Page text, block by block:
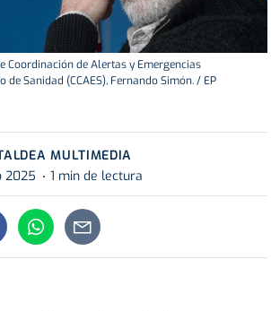
Coordinación de Alertas y Emergencias
Sanidad (CCAES), Fernando Simón. / EP
MULTIMEDIA
2025
1 min de lectura